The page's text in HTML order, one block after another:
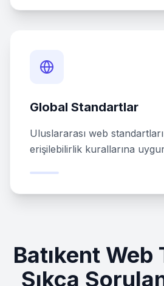
Global Standartlar
Uluslararası web
erişilebilirlik kurallarına
Batıkent Web
Sıkça